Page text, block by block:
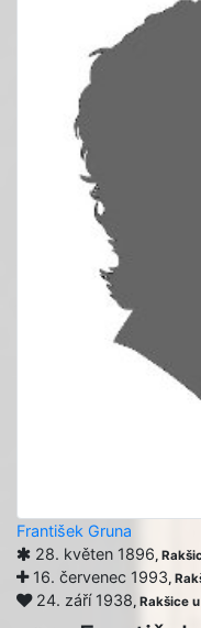
František Gruna
28. květen 1896,
16. červenec 1993,
24. září 1938, Rakšice